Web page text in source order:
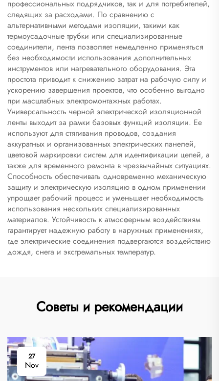
профессиональных подрядчиков, так и для потребителей,
следящих за расходами. По сравнению с
альтернативными методами изоляции, такими как
термоусадочные трубки или специализированные
соединители, лента позволяет немедленно применяться
без необходимости использования дополнительных
инструментов или нагревательного оборудования. Эта
простота приводит к снижению затрат на рабочую силу и
ускорению завершения проектов, что особенно выгодно
при масштабных электромонтажных работах.
Универсальность черной электрической изоляционной
ленты выходит за рамки базовых функций изоляции. Ее
используют для стягивания проводов, создания
аккуратных и организованных электрических панелей,
цветовой маркировки систем для идентификации цепей, а
также для временного ремонта в чрезвычайных ситуациях.
Способность обеспечивать одновременно механическую
защиту и электрическую изоляцию в одном применении
упрощает рабочий процесс и уменьшает необходимость
использования нескольких специализированных
материалов. Устойчивость к атмосферным воздействиям
гарантирует надежную работу в наружных применениях,
где электрические соединения подвергаются воздействию
дождя, снега и экстремальных температур.
Советы и рекомендации
27
Nov